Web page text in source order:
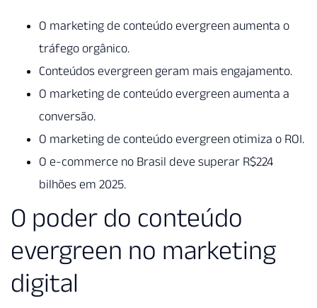
O marketing de conteúdo evergreen aumenta o
tráfego orgânico.
Conteúdos evergreen geram mais engajamento.
O marketing de conteúdo evergreen aumenta a
conversão.
O marketing de conteúdo evergreen otimiza o ROI.
O e-commerce no Brasil deve superar R$224
bilhões em 2025.
O poder do conteúdo
evergreen no marketing
digital